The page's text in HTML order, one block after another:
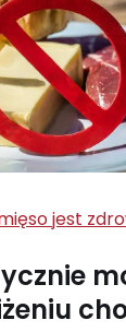
jest